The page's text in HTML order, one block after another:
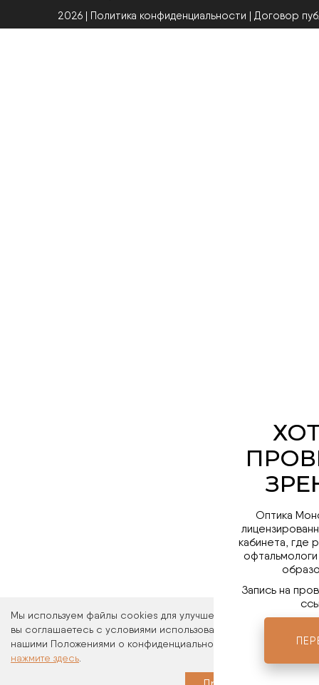
Мы используем файлы cookies для улучшения работы сайта.
вы соглашаетесь с условиями использования файлов cookies.
нашими Положениями о конфиденциальности и об
нажмите здесь
2026 | Политика конфиденциальности | Договор
Оптика
кабинета, где
Запись на
Мы в